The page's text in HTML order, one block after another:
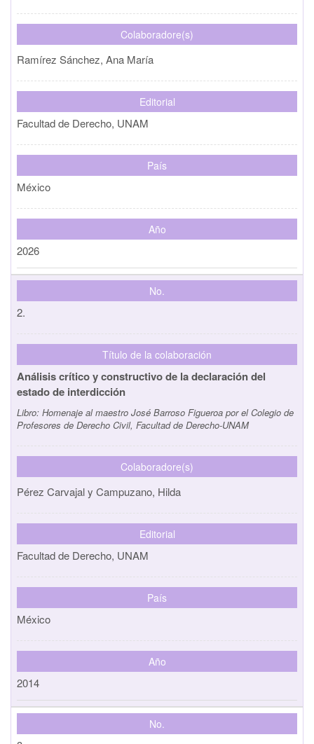
Colaboradore(s)
Ramírez Sánchez, Ana María
Editorial
Facultad de Derecho, UNAM
País
México
Año
2026
No.
2.
Título de la colaboración
Análisis crítico y constructivo de la declaración del
estado de interdicción
Libro: Homenaje al maestro José Barroso Figueroa por el Colegio de
Profesores de Derecho Civil, Facultad de Derecho-UNAM
Colaboradore(s)
Pérez Carvajal y Campuzano, Hilda
Editorial
Facultad de Derecho, UNAM
País
México
Año
2014
No.